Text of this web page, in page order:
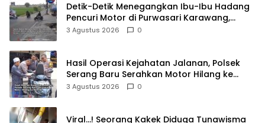
Detik-Detik Menegangkan Ibu-Ibu Hadang
Pencuri Motor di Purwasari Karawang,
Pelaku Lolos di Tengah Keramaian!
3 Agustus 2026 0
Hasil Operasi Kejahatan Jalanan, Polsek
Serang Baru Serahkan Motor Hilang ke
Pemilik
3 Agustus 2026 0
Viral…! Seorang Kakek Diduga Tunawisma